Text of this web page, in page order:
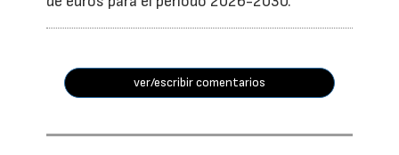
ver/escribir comentarios